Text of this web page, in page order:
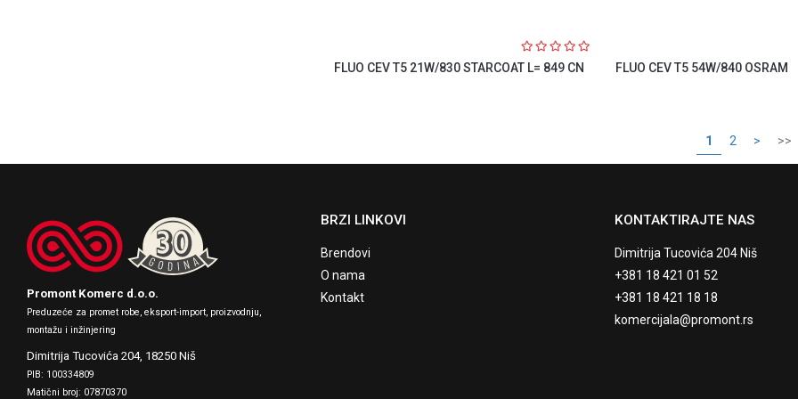
FLUO CEV T5 21W/830 STARCOAT L= 849 CN FLUO CEV T5 54W/840 OSRAM
1 2 > >>
Promont Komerc d.o.o.
Preduzeće za promet robe, eksport-import, proizvodnju,
montažu i inžinjering
Dimitrija Tucovića 204, 18250 Niš
PIB: 100334809
Matični broj: 07870370
BRZI LINKOVI
Brendovi
O nama
Kontakt
KONTAKTIRAJTE NAS
Dimitrija Tucovića 204 Niš
+381 18 421 01 52
+381 18 421 18 18
komercijala@promont.rs